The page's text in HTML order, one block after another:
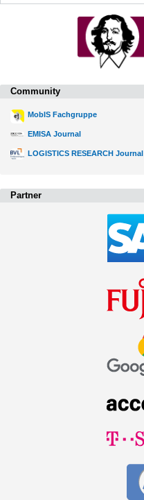
Community
MobIS Fachgruppe
EMISA Journal
LOGISTICS RESEARCH Journal
Partner